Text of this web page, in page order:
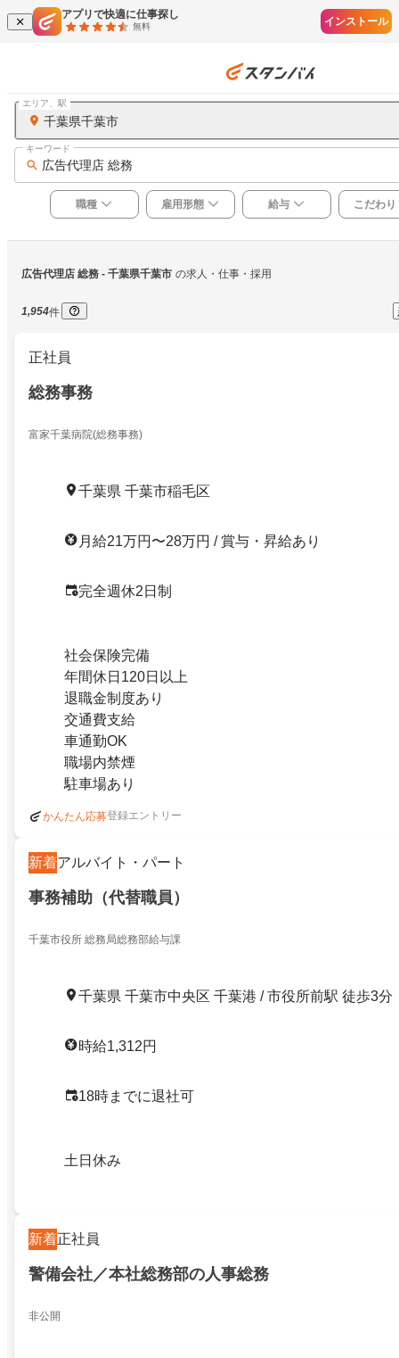
アプリで快適に仕事探し
無料 インストール
千葉県千葉市
エリア、駅
広告代理店 総務
キーワード
職種 雇用形態 給与 こだわり
広告代理店 総務 - 千葉県千葉市 の求人・仕事・採用
1,954件
正社員
総務事務
富家千葉病院(総務事務)
千葉県 千葉市稲毛区
月給21万円〜28万円 / 賞与・昇給あり
完全週休2日制
社会保険完備
年間休日120日以上
退職金制度あり
交通費支給
車通勤OK
職場内禁煙
駐車場あり
かんたん応募登録エントリー
新着アルバイト・パート
事務補助（代替職員）
千葉市役所 総務局総務部給与課
千葉県 千葉市中央区 千葉港 / 市役所前駅 徒歩3分
時給1,312円
18時までに退社可
土日休み
新着正社員
警備会社／本社総務部の人事総務
非公開